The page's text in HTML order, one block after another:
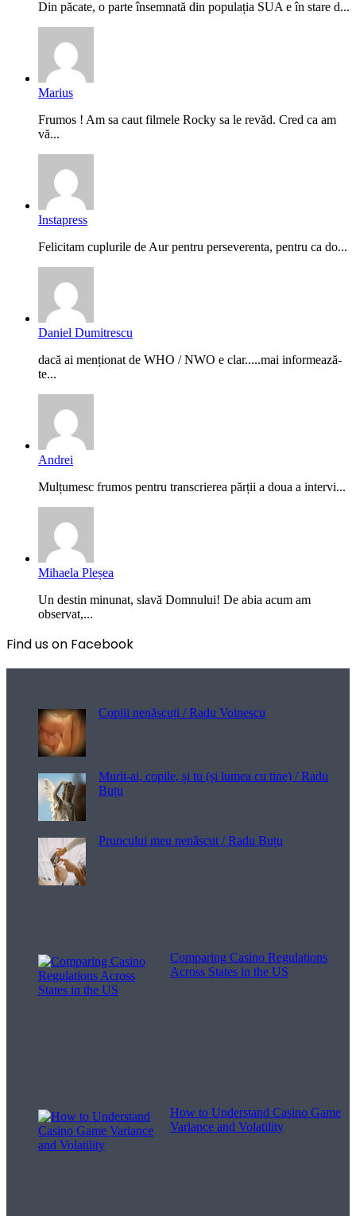
Din păcate, o parte însemnată din populația SUA e în stare d...
Marius
Frumos ! Am sa caut filmele Rocky sa le revăd. Cred ca am
vă...
Instapress
Felicitam cuplurile de Aur pentru perseverenta, pentru ca do...
Daniel Dumitrescu
dacă ai menționat de WHO / NWO e clar.....mai informează-
te...
Andrei
Mulțumesc frumos pentru transcrierea părții a doua a intervi...
Mihaela Pleșea
Un destin minunat, slavă Domnului! De abia acum am
observat,...
Find us on Facebook
Copiii nenăscuți / Radu Voinescu
Murit-ai, copile, și tu (și lumea cu tine) / Radu
Buțu
Pruncului meu nenăscut / Radu Buțu
Comparing Casino Regulations
Across States in the US
How to Understand Casino Game
Variance and Volatility